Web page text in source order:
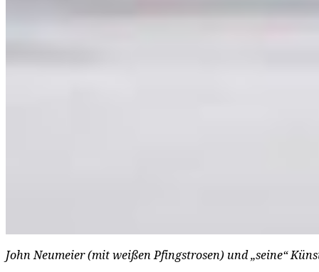
John Neumeier (mit weißen Pfingstrosen) und „seine“